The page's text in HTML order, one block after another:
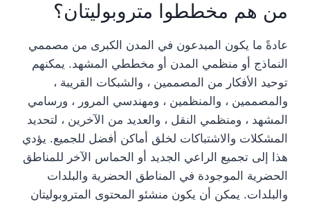
من هم مخططوا متروبوليتان؟
عادةً ما يكون المبدعون في المدن الكبرى من مصممي
النماذج أو منظمي المدن أو مخططي المشهد. يمكنهم
توحيد الأفكار من المصممين ، والشبكات القريبة ،
والمصممين ، والمنظمين ، ومهندسي المرور ، ورسامي
المشهد ، ومنظمي النقل ، والعديد من الآخرين ، لتحديد
المشكلات والاشتباكات لخلق أماكن أفضل للجميع. يؤدي
هذا إلى تجميع الراعي الجديد أو الحماس الآخر للمناطق
الحضرية الموجودة في المناطق الحضرية والبلدات
والبلدات. يمكن أن يكون منشئو المحتوى المتروبوليتان